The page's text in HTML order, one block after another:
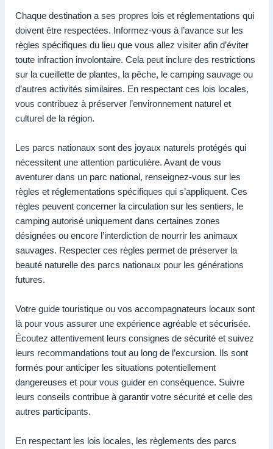
Chaque destination a ses propres lois et réglementations qui
doivent être respectées. Informez-vous à l’avance sur les
règles spécifiques du lieu que vous allez visiter afin d’éviter
toute infraction involontaire. Cela peut inclure des restrictions
sur la cueillette de plantes, la pêche, le camping sauvage ou
d’autres activités similaires. En respectant ces lois locales,
vous contribuez à préserver l’environnement naturel et
culturel de la région.
Les parcs nationaux sont des joyaux naturels protégés qui
nécessitent une attention particulière. Avant de vous
aventurer dans un parc national, renseignez-vous sur les
règles et réglementations spécifiques qui s’appliquent. Ces
règles peuvent concerner la circulation sur les sentiers, le
camping autorisé uniquement dans certaines zones
désignées ou encore l’interdiction de nourrir les animaux
sauvages. Respecter ces règles permet de préserver la
beauté naturelle des parcs nationaux pour les générations
futures.
Votre guide touristique ou vos accompagnateurs locaux sont
là pour vous assurer une expérience agréable et sécurisée.
Écoutez attentivement leurs consignes de sécurité et suivez
leurs recommandations tout au long de l’excursion. Ils sont
formés pour anticiper les situations potentiellement
dangereuses et pour vous guider en conséquence. Suivre
leurs conseils contribue à garantir votre sécurité et celle des
autres participants.
En respectant les lois locales, les règlements des parcs